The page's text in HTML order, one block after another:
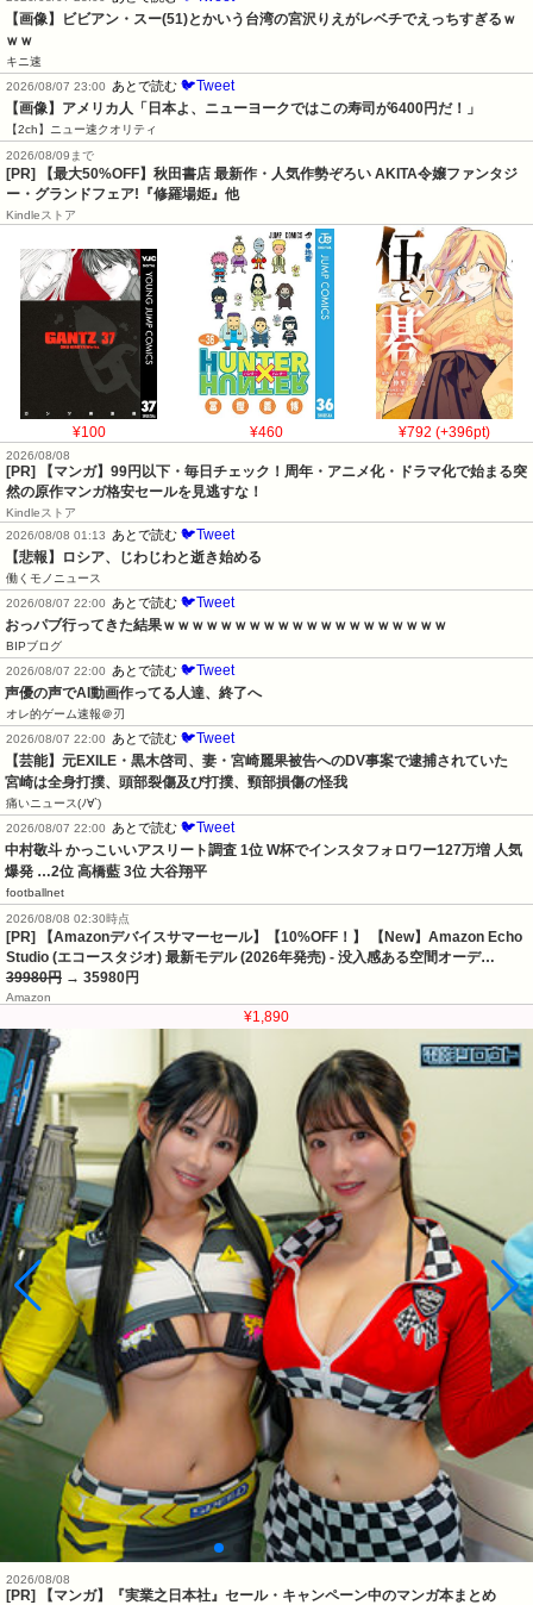
【画像】ビビアン・スー(51)とかいう台湾の宮沢りえがレベチでえっちすぎるｗ
ｗｗ
キニ速
2026/08/07 23:00
あとで読む 🐦Tweet
【画像】アメリカ人「日本よ、ニューヨークではこの寿司が6400円だ！」
【2ch】ニュー速クオリティ
2026/08/09まで
[PR] 【最大50%OFF】秋田書店 最新作・人気作勢ぞろい AKITA令嬢ファンタジ
ー・グランドフェア!『修羅場姫』他
Kindleストア
¥100 ¥460 ¥792 (+396pt)
2026/08/08
[PR] 【マンガ】99円以下・毎日チェック！周年・アニメ化・ドラマ化で始まる突
然の原作マンガ格安セールを見逃すな！
Kindleストア
2026/08/08 01:13
あとで読む 🐦Tweet
【悲報】ロシア、じわじわと逝き始める
働くモノニュース
2026/08/07 22:00
あとで読む 🐦Tweet
おっパブ行ってきた結果ｗｗｗｗｗｗｗｗｗｗｗｗｗｗｗｗｗｗｗｗ
BIPブログ
2026/08/07 22:00
あとで読む 🐦Tweet
声優の声でAI動画作ってる人達、終了へ
オレ的ゲーム速報＠刃
2026/08/07 22:00
あとで読む 🐦Tweet
【芸能】元EXILE・黒木啓司、妻・宮崎麗果被告へのDV事案で逮捕されていた
宮崎は全身打撲、頭部裂傷及び打撲、頸部損傷の怪我
痛いニュース(ﾉ∀`)
2026/08/07 22:00
あとで読む 🐦Tweet
中村敬斗 かっこいいアスリート調査 1位 W杯でインスタフォロワー127万増 人気
爆発 …2位 高橋藍 3位 大谷翔平
footballnet
2026/08/08 02:30時点
[PR] 【Amazonデバイスサマーセール】【10%OFF！】 【New】Amazon Echo
Studio (エコースタジオ) 最新モデル (2026年発売) - 没入感ある空間オーデ…
39980円 → 35980円
Amazon
¥1,890
2026/08/08
[PR] 【マンガ】『実業之日本社』セール・キャンペーン中のマンガ本まとめ